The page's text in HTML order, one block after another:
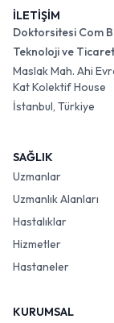
İLETİŞİM
Doktorsitesi Com
Teknoloji ve
Maslak Mah. Ahi
Kat Kolektif House
İstanbul, Türkiye
SAĞLIK
Uzmanlar
Uzmanlık Alanları
Hastalıklar
Hizmetler
Hastaneler
KURUMSAL